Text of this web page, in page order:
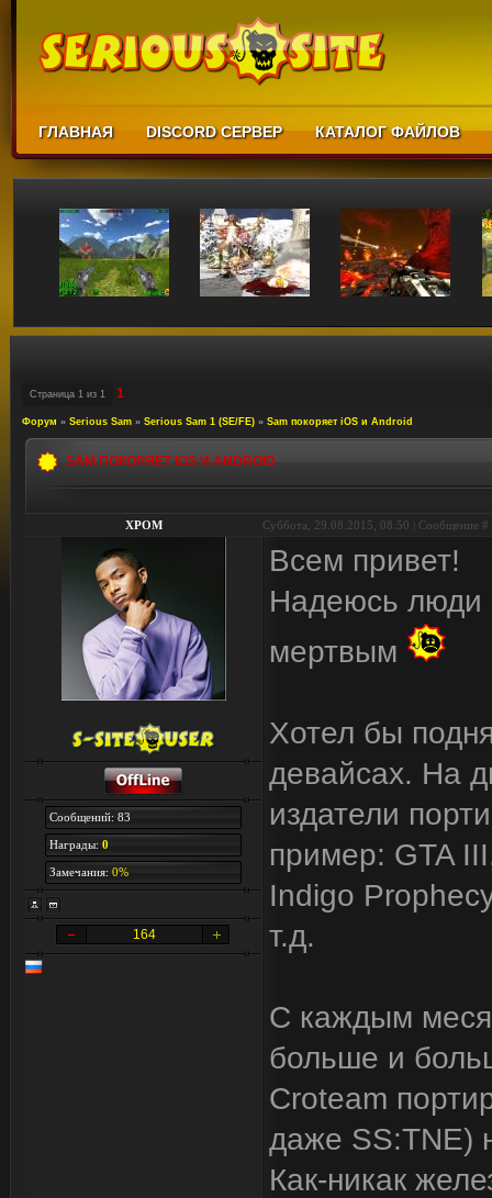
ГЛАВНАЯ DISCORD СЕРВЕР КАТАЛОГ ФАЙЛОВ
Страница 1 из 1 1
Форум » Serious Sam » Serious Sam 1 (SE/FE) » Sam покоряет iOS и Android
SAM ПОКОРЯЕТ IOS И ANDROID
XPOM Суббота, 29.08.2015, 08:50 | Сообщение #
Сообщений: 83
Награды: 0
Замечания: 0%
164
Всем привет!
Надеюсь люди
мертвым
Хотел бы
девайсах. На
издатели
пример: GTA
Indigo
т.д.
С каждым
больше и
Croteam
даже SS:TNE)
Как-никак